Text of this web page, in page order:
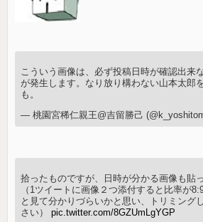
こういう画像は、必ず投稿日時が確認出来
が発生します。なり放り構わない山本太郎
も。
— 桃園宮稀仁親王@吉留勝己
拾ったものですが、日時が分かる画像も貼
（1ツイートに画像２つ添付すると比率が
と見て分かりづらいかと思い、トリミング
さい）pic.twitter.com/8GZUmLgYGP